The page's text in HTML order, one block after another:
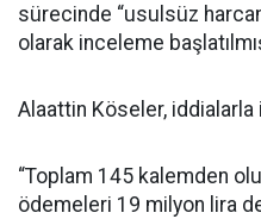
sürecinde “usulsüz
olarak inceleme
Alaattin Köseler, iddialarla
“Toplam 145 kalemden
ödemeleri 19 milyon lira